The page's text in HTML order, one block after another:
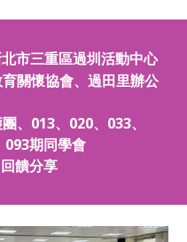
市三重區過圳活動中心
關懷協會、過田里辦公
、 013、020、033、
093期同學會
饋分享